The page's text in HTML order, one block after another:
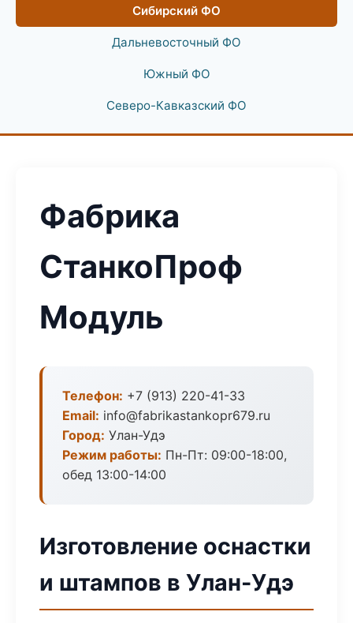
Сибирский ФО
Дальневосточный ФО
Южный ФО
Северо-Кавказский ФО
Фабрика
СтанкоПроф
Модуль
Телефон: +7 (913) 220-41-33
Email: info@fabrikastankopr679.ru
Город: Улан-Удэ
Режим работы: Пн-Пт: 09:00-18:00,
обед 13:00-14:00
Изготовление оснастки
и штампов в Улан-Удэ